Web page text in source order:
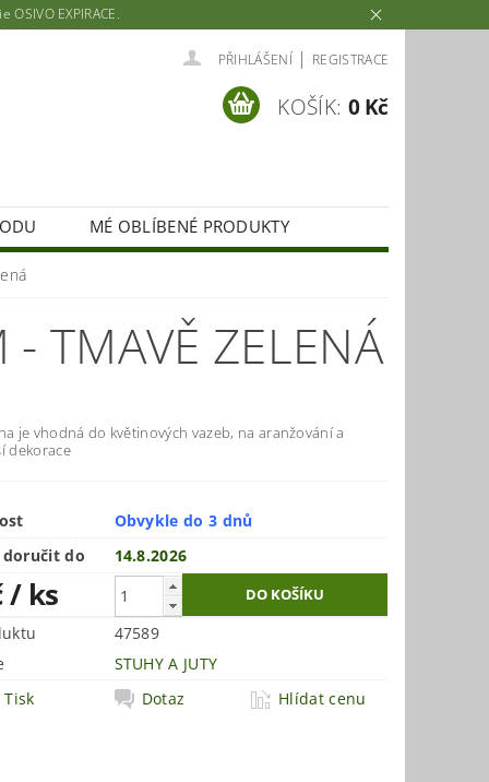
EXPIRACE.
PŘIHLÁŠENÍ | REGISTRACE
KOŠÍK: 0 Kč
MÉ OBLÍBENÉ PRODUKTY
TMAVĚ ZELENÁ
je vhodná do květinových vazeb, na aranžování a
dekorace
Obvykle do 3 dnů
doručit do
14.8.2026
/ ks
47589
STUHY A JUTY
Tisk
Dotaz Hlídat cenu